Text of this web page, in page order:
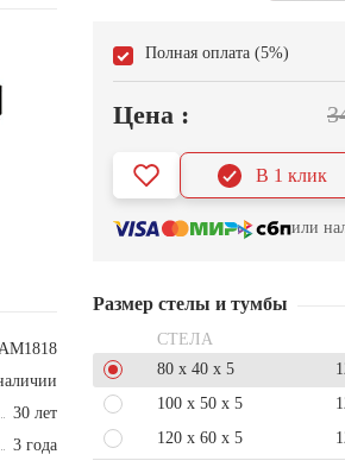
30 лет
3 года
Полная оплата (5%)
Цена :
В 1 клик
или
Размер стелы и тумбы
СТЕЛА
80 x 40 x 5
100 x 50 x 5
120 x 60 x 5